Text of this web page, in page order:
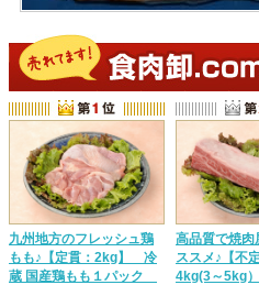
九州地方のフレッシュ鶏
もも♪【定貫：2kg】 冷
蔵 国産鶏もも１パック
高品質で焼肉
ススメ♪【不
4kg(3～5kg